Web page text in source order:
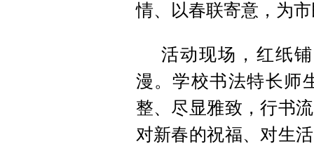
情、以春联寄意，为
活动现场，红纸
漫。学校书法特长师
整、尽显雅致，行书
对新春的祝福、对生